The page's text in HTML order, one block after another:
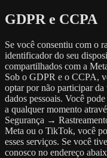
GDPR e CCPA
Se você consentiu com o
identificador do seu
compartilhados com a
Sob o GDPR e o CCPA,
optar por não participar
dados pessoais. Você
a qualquer momento
Segurança →
Meta ou o TikTok, você
esses serviços. Se você
conosco no endereço